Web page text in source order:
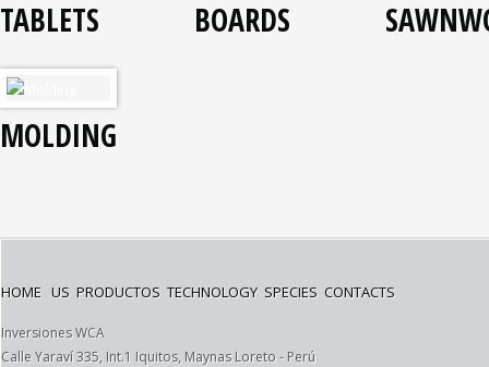
TABLETS BOARDS
MOLDING
HOME US PRODUCTOS TECHNOLOGY SPECIES CONTACTS
Inversiones WCA
Calle Yaraví 335, Int.1 Iquitos, Maynas Loreto - Perú